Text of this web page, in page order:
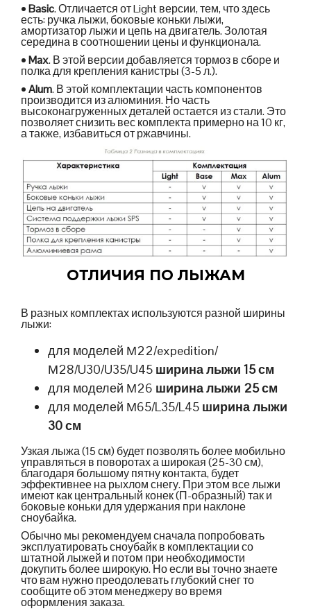
•Basic. Отличается от Light версии, тем, что здесь
есть: ручка лыжи, боковые коньки лыжи,
амортизатор лыжи и цепь на двигатель. Золотая
середина в соотношении цены и функционала.
•Max. В этой версии добавляется тормоз в сборе и
полка для крепления канистры (3-5 л.).
•Alum. В этой комплектации часть компонентов
производится из алюминия. Но часть
высоконагруженных деталей остается из стали. Это
позволяет снизить вес комплекта примерно на 10 кг,
а также, избавиться от ржавчины.
ОТЛИЧИЯ ПО ЛЫЖАМ
В разных комплектах используются разной ширины
лыжи:
для моделей М22/expedition/
М28/U30/U35/U45 ширина лыжи 15 см
для моделей М26 ширина лыжи 25 см
для моделей М65/L35/L45 ширина лыжи
30 см
Узкая лыжа (15 см) будет позволять более мобильно
управляться в поворотах а широкая (25-30 см),
благодаря большому пятну контакта, будет
эффективнее на рыхлом снегу. При этом все лыжи
имеют как центральный конек (П-образный) так и
боковые коньки для удержания при наклоне
сноубайка.
Обычно мы рекомендуем сначала попробовать
эксплуатировать сноубайк в комплектации со
штатной лыжей и потом при необходимости
докупить более широкую. Но если вы точно знаете
что вам нужно преодолевать глубокий снег то
сообщите об этом менеджеру во время
оформления заказа.